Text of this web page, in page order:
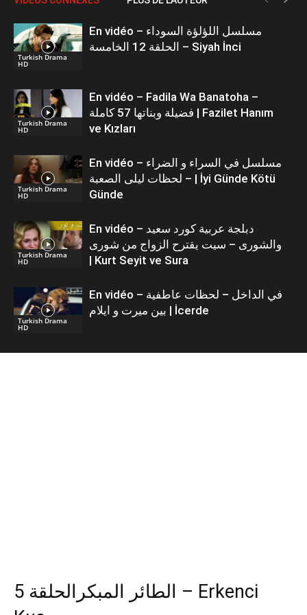
Turkish Drama
HD
En vidéo – مسلسل اللؤلؤة السوداء
الحلقة 12 الخامسة – Siyah İnci
Turkish Drama
HD
En vidéo – Fadila Wa Banatoha –
فضيلة وبناتها 57 كاملة | Fazilet Hanım
ve Kızları
Turkish Drama
HD
En vidéo – مسلسل في السراء و الضراء
– لحظات ليلى الصعبة | İyi Günde Kötü
Günde
Turkish Drama
HD
En vidéo – دبلجة عربية كورد سعيد
والشورى – سيت يقترح الزواج من شورى
| Kurt Seyit ve Sura
Turkish Drama
HD
En vidéo – في الداخل – لحظات عاطفية
بين ميرت و ايلام | İcerde
الطائر المبكرالحلقة 5 – Erkenci